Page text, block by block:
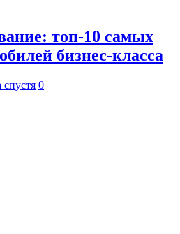
топ-10 самых
бизнес-класса
спустя 0